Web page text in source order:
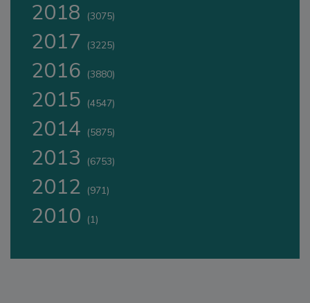
2018 (3075)
2017 (3225)
2016 (3880)
2015 (4547)
2014 (5875)
2013 (6753)
2012 (971)
2010 (1)